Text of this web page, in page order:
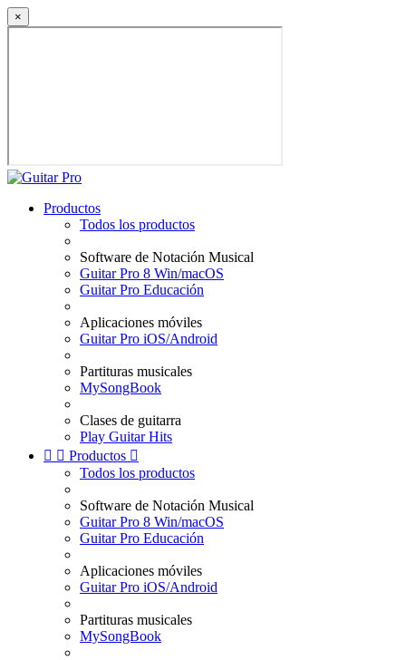
×
Productos
Todos los productos
Software de Notación Musical
Guitar Pro 8 Win/macOS
Guitar Pro Educación
Aplicaciones móviles
Guitar Pro iOS/Android
Partituras musicales
MySongBook
Clases de guitarra
Play Guitar Hits
  Productos 
Todos los productos
Software de Notación Musical
Guitar Pro 8 Win/macOS
Guitar Pro Educación
Aplicaciones móviles
Guitar Pro iOS/Android
Partituras musicales
MySongBook